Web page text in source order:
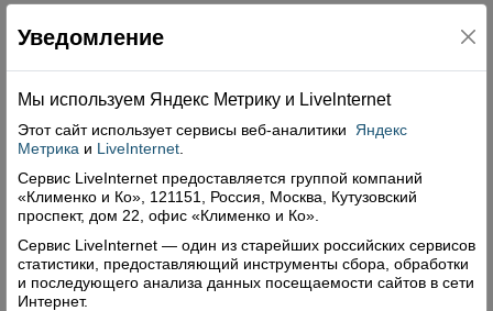
Читать далее
Комментарии: 0
Уведомление
Мы используем Яндекс Метрику и Livelnternet
Этот сайт использует сервисы веб-аналитики
Яндекс
Метрика и LiveInternet
Сервис LiveInternet предоставляется группой компаний
«Клименко и Ко», 121151, Россия, Москва, Кутузовский
проспект, дом 22, офис «Клименко и Ко».
Сервис LiveInternet — один из старейших российских сервисов
статистики, предоставляющий инструменты сбора, обработки
и последующего анализа данных посещаемости сайтов в сети
Интернет.